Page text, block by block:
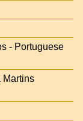
- Portuguese
Martins